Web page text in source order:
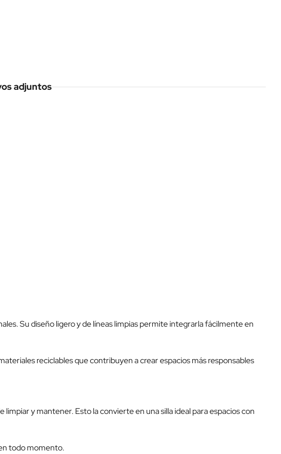
adjuntos
Su diseño ligero y de líneas limpias permite integrarla fácilmente en
reciclables que contribuyen a crear espacios más responsables
y mantener. Esto la convierte en una silla ideal para espacios con
todo momento.